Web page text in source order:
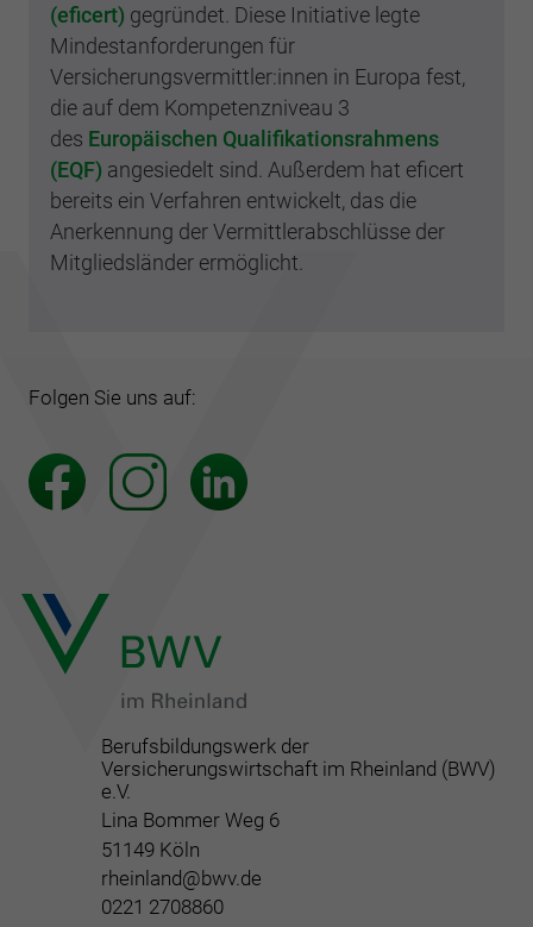
(eficert) gegründet. Diese Initiative legte
Mindestanforderungen für
Versicherungsvermittler:innen in Europa fest,
die auf dem Kompetenzniveau 3
des Europäischen Qualifikationsrahmens
(EQF) angesiedelt sind. Außerdem hat eficert
bereits ein Verfahren entwickelt, das die
Anerkennung der Vermittlerabschlüsse der
Mitgliedsländer ermöglicht.
Folgen Sie uns auf:
Berufsbildungswerk der
Versicherungswirtschaft im Rheinland (BWV)
e.V.
Lina Bommer Weg 6
51149 Köln
rheinland@bwv.de
0221 2708860